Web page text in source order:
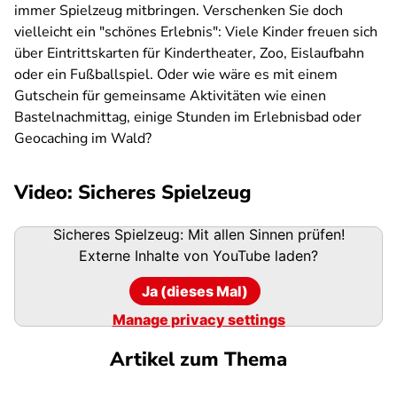
immer Spielzeug mitbringen. Verschenken Sie doch
vielleicht ein "schönes Erlebnis": Viele Kinder freuen sich
über Eintrittskarten für Kindertheater, Zoo, Eislaufbahn
oder ein Fußballspiel. Oder wie wäre es mit einem
Gutschein für gemeinsame Aktivitäten wie einen
Bastelnachmittag, einige Stunden im Erlebnisbad oder
Geocaching im Wald?
Video: Sicheres Spielzeug
Sicheres Spielzeug: Mit allen Sinnen prüfen!
Externe Inhalte von YouTube laden?
Ja (dieses Mal)
Manage privacy settings
Artikel zum Thema